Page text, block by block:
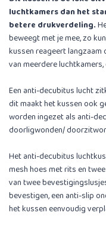
luchtkamers dan het
betere drukverdeling.
beweegt met je mee, zo
kussen reageert
van meerdere
Een anti-decubitus lucht
dit maakt het kussen ook
worden ingezet als anti-
doorligwonden/
Het anti-decubitus
mesh hoes met rits en
van twee
bevestigen, een anti-slip
het kussen eenvoudig